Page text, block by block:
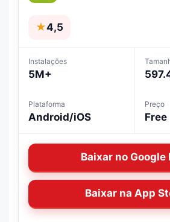
★4,5
Instalações
5M+
Plataforma
Android/iOS
Preço
Free
Baixar no Google
Baixar na App